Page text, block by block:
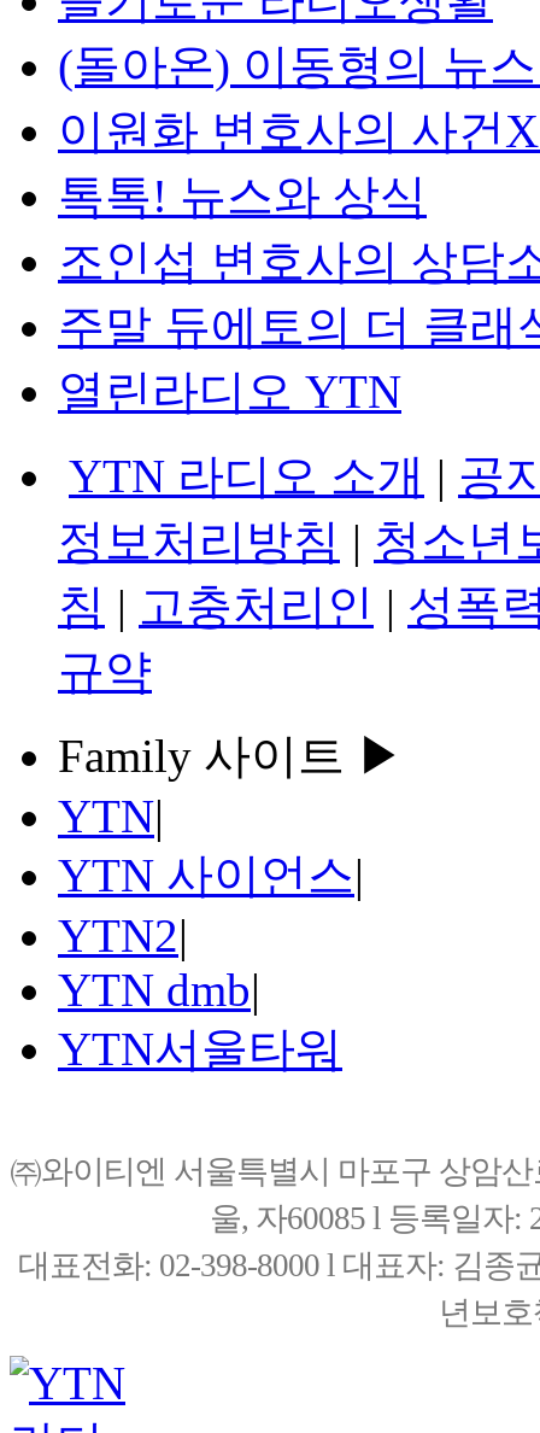
(돌아온) 이동형의 뉴
이원화 변호사의 사건
톡톡! 뉴스와 상식
조인섭 변호사의 상담
주말 듀에토의 더 클래
열린라디오 YTN
YTN 라디오 소개 | 공
정보처리방침 | 청소년
침 | 고충처리인 | 성폭
규약
Family 사이트 ▶
YTN|
YTN 사이언스|
YTN2|
YTN dmb|
YTN서울타워
㈜와이티엔 서울특별시 마포구 상암
울, 자60085 l 등록일자:
대표전화: 02-398-8000 l 대표자: 김종
년보